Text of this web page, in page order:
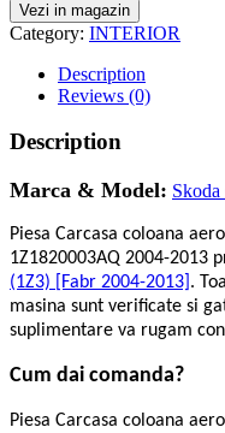
Vezi in magazin
Category: INTERIOR
Description
Reviews (0)
Description
Marca & Model:
Piesa Carcasa coloana
1Z1820003AQ 2004-2013
(1Z3) [Fabr 2004-2013] .
masina sunt verificate si
suplimentare va rugam
Cum dai comanda?
Piesa Carcasa coloana